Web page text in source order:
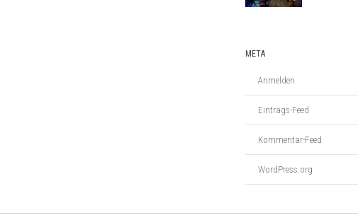
META
Anmelden
Eintrags-Feed
Kommentar-Feed
WordPress.org